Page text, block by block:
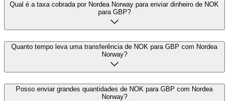
Qual é a taxa cobrada por Nordea Norway para enviar dinheiro de NOK
para GBP?
Quanto tempo leva uma transferência de NOK para GBP com Nordea
Norway?
Posso enviar grandes quantidades de NOK para GBP com Nordea
Norway?